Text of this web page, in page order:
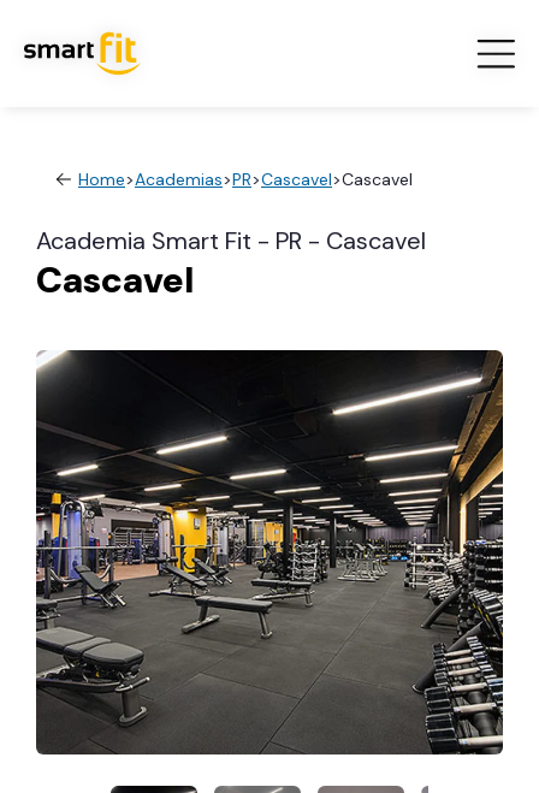
Home>Academias>PR>Cascavel>Cascavel
Academia Smart Fit - PR - Cascavel
Cascavel